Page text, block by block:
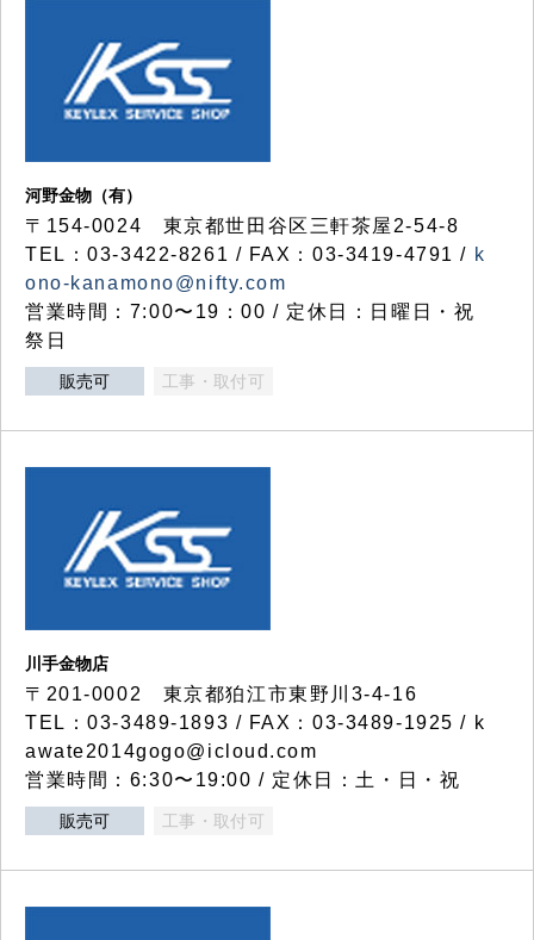
河野金物（有）
〒154-0024 東京都世田谷区三軒茶屋2-54-8
TEL：03-3422-8261 / FAX：03-3419-4791 / k
ono-kanamono@nifty.com
営業時間：7:00〜19：00 / 定休日：日曜日・祝
祭日
販売可 工事・取付可
川手金物店
〒201-0002 東京都狛江市東野川3-4-16
TEL：03-3489-1893 / FAX：03-3489-1925 / k
awate2014gogo@icloud.com
営業時間：6:30〜19:00 / 定休日：土・日・祝
販売可 工事・取付可